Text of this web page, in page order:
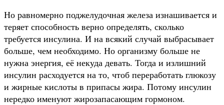
Но равномерно поджелудочная железа изнашивается и
теряет способность верно определять, сколько
требуется инсулина. И на всякий случай выбрасывает
больше, чем необходимо. Но организму больше не
нужна энергия, её некуда девать. Тогда и излишний
инсулин расходуется на то, чтоб переработать глюкозу
и жирные кислоты в припасы жира. Потому инсулин
нередко именуют жирозапасающим гормоном.